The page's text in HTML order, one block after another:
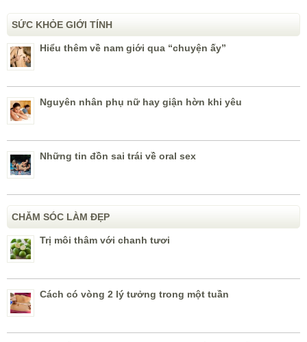
SỨC KHỎE GIỚI TÍNH
Hiểu thêm về nam giới qua “chuyện ấy”
Nguyên nhân phụ nữ hay giận hờn khi yêu
Những tin đồn sai trái về oral sex
CHĂM SÓC LÀM ĐẸP
Trị môi thâm với chanh tươi
Cách có vòng 2 lý tưởng trong một tuần